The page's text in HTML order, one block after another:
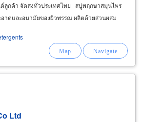
ลูกค้า จัดส่งทั่วประเทศไทย สบู่พฤกษาสมุนไพร
อาดและอนามัยของผิวพรรณ ผลิตด้วยส่วนผสม
Ltd